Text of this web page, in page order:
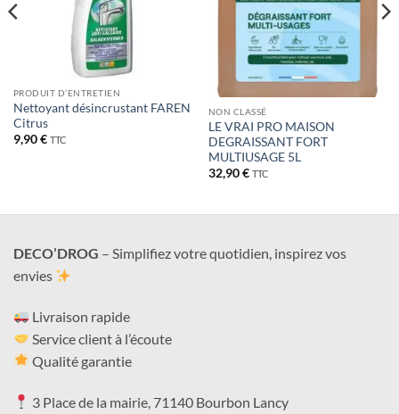
PRODUIT D’ENTRETIEN
Nettoyant désincrustant FAREN
Citrus
9,90€ TTC
NON CLASSÉ
LE VRAI PRO MAISON
DEGRAISSANT FORT
MULTIUSAGE 5L
32,90€ TTC
DECO’DROG – Simplifiez votre quotidien, inspirez vos
envies
Livraison rapide
Service client à l’écoute
Qualité garantie
3 Place de la mairie, 71140 Bourbon Lancy